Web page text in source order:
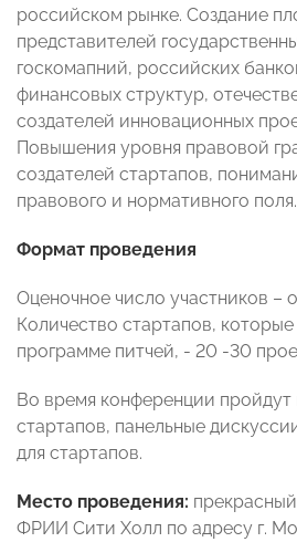
российском рынке. Создание
представителей
госкомапний, российских
финансовых структур,
создателей инновационных
Повышения уровня правовой
создателей стартапов,
правового и нормативного поля.
Формат проведения
Оценочное число участников –
Количество стартапов,
программе питчей, - 20 -30
Во время конференции
стартапов, панельные
для стартапов.
Место проведения:
ФРИИ Сити Холл по адресу г.